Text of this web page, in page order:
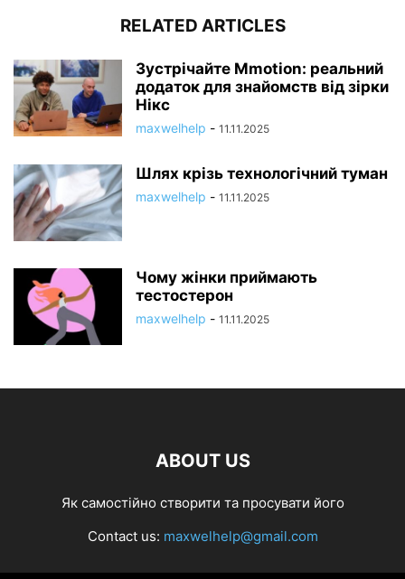
RELATED ARTICLES
Зустрічайте Mmotion: реальний
додаток для знайомств від зірки
Нікс
maxwelhelp - 11.11.2025
Шлях крізь технологічний туман
maxwelhelp - 11.11.2025
Чому жінки приймають
тестостерон
maxwelhelp - 11.11.2025
ABOUT US
Як самостійно створити та просувати його
Contact us: maxwelhelp@gmail.com